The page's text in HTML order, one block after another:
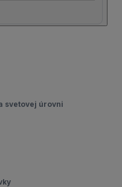
svetovej úrovni